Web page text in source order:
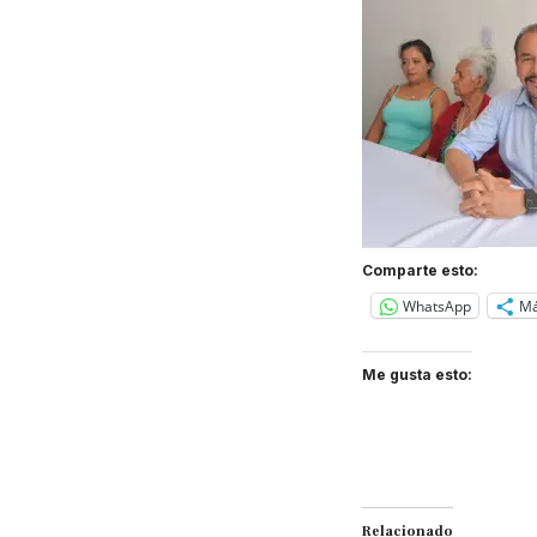
Comparte esto:
WhatsApp
Me gusta esto:
Relacionado